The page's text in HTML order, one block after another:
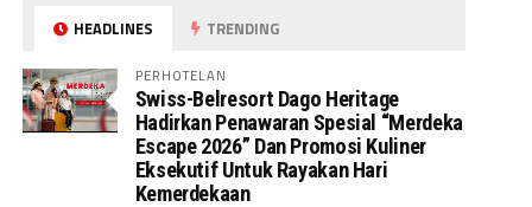
HEADLINES TRENDING
PERHOTELAN
Swiss-Belresort Dago Heritage
Hadirkan Penawaran Spesial “Merdeka
Escape 2026” Dan Promosi Kuliner
Eksekutif Untuk Rayakan Hari
Kemerdekaan